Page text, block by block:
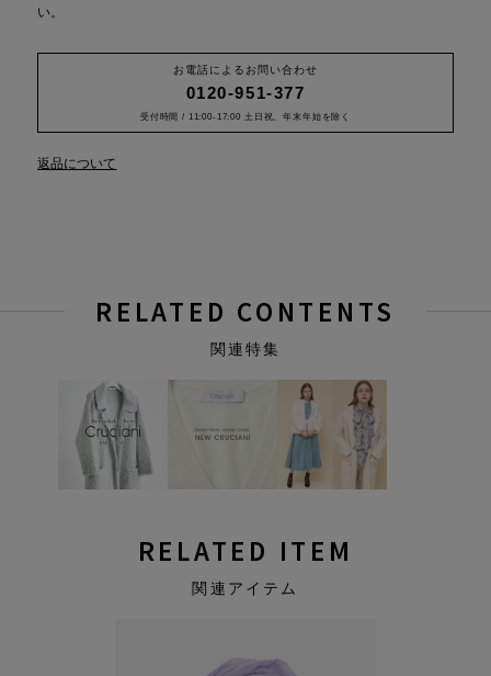
い。
お電話によるお問い合わせ
0120-951-377
受付時間 / 11:00-17:00 土日祝、年末年始を除く
返品について
RELATED CONTENTS
関連特集
RELATED ITEM
関連アイテム